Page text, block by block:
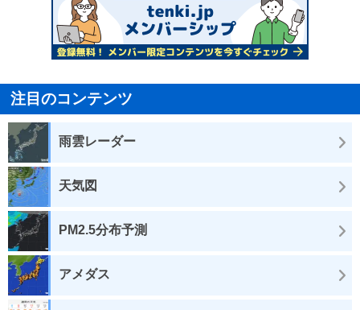
注目のコンテンツ
雨雲レーダー
天気図
PM2.5分布予測
アメダス